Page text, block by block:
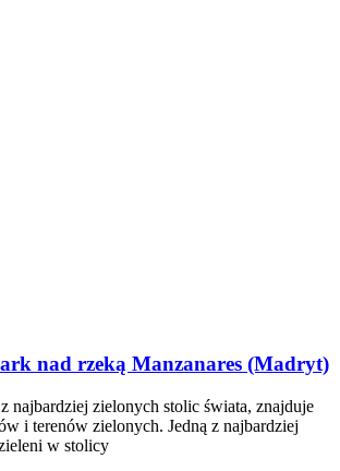
nad rzeką Manzanares (Madryt)
najbardziej zielonych stolic świata, znajduje
i terenów zielonych. Jedną z najbardziej
w stolicy